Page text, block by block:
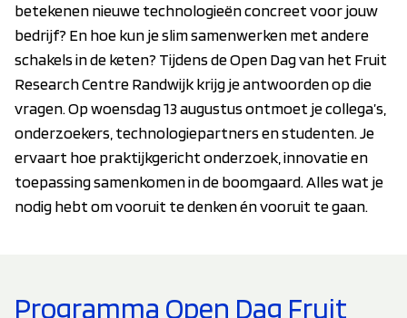
betekenen nieuwe technologieën concreet voor jouw
bedrijf? En hoe kun je slim samenwerken met andere
schakels in de keten? Tijdens de Open Dag van het Fruit
Research Centre Randwijk krijg je antwoorden op die
vragen. Op woensdag 13 augustus ontmoet je collega’s,
onderzoekers, technologiepartners en studenten. Je
ervaart hoe praktijkgericht onderzoek, innovatie en
toepassing samenkomen in de boomgaard. Alles wat je
nodig hebt om vooruit te denken én vooruit te gaan.
Programma Open Dag Fruit